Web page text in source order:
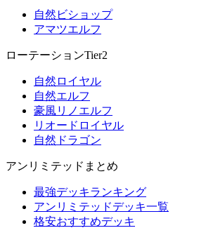
自然ビショップ
アマツエルフ
ローテーションTier2
自然ロイヤル
自然エルフ
豪風リノエルフ
リオードロイヤル
自然ドラゴン
アンリミテッドまとめ
最強デッキランキング
アンリミテッドデッキ一覧
格安おすすめデッキ